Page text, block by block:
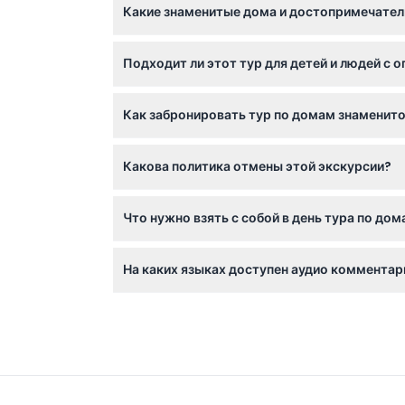
часов, позволяя изучать город в удобном
Какие знаменитые дома и
надпись, Родео Драйв, Аллея славы и
Подходит ли этот тур для детей и людей с
оборудован для инвалидных колясок, и
Как забронировать тур по домам
дату.
Какова политика отмены этой экскурсии?
тур отменяется по погодным условиям или
Что нужно взять с собой в день тура по
знаменитостей ведут англоговорящие гиды.
На каких языках доступен аудио